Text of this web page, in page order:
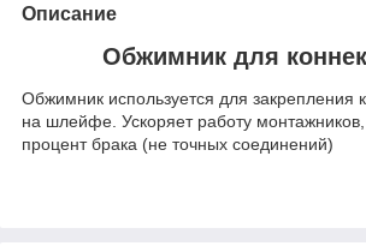
Описание
Обжимник для
Обжимник используется для закрепления
на шлейфе. Ускоряет работу
процент брака (не точных соединений)